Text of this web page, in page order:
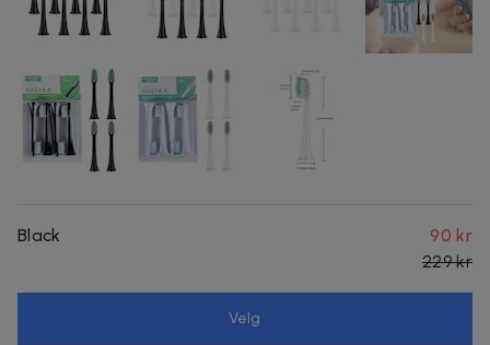
Black
90 kr
229 kr
Velg